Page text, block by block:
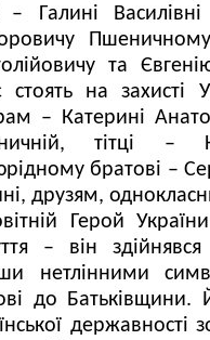
– Галині
та
стоять на захисті
– Катерині
тітці –
братові –
друзям,
Герой
– він
нетлінними
до Батьківщини.
державності